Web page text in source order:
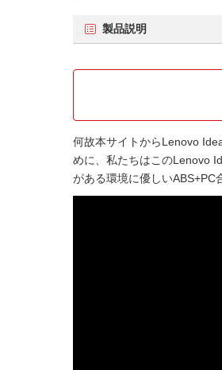
製品説明
何故本サイトからLenovo
めに、私たちはこのLenovo
がある環境に優しいABS+PC